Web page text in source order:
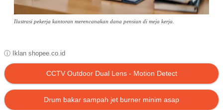
Ilustrasi pekerja kantoran merencanakan dana pensiun di meja kerja.
ⓘ Iklan shopee.co.id
CCTV Outdoor Dual Lens - Motion Detect
Drum bakar sampah jet burner minim asap